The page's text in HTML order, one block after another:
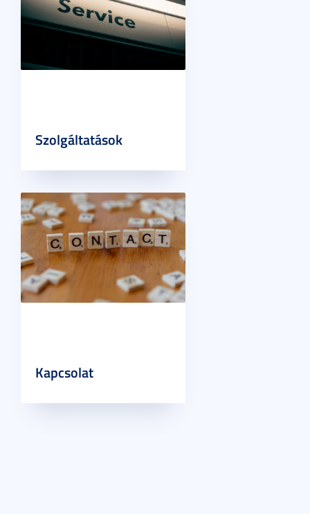
Szolgáltatások
Kapcsolat